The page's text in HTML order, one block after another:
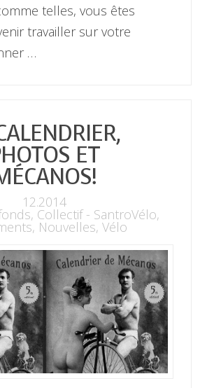
telles, vous êtes
travailler sur votre
…
ET
12.2014
, Collectif - SantroVélo,
, Nouvelles, Vélo